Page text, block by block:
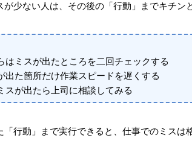
が少ない人は、その後の「行動」までキチン
はミスが出たところを二回チェックする
出た箇所だけ作業スピードを遅くする
スが出たら上司に相談してみる
「行動」まで実行できると、仕事でのミスは